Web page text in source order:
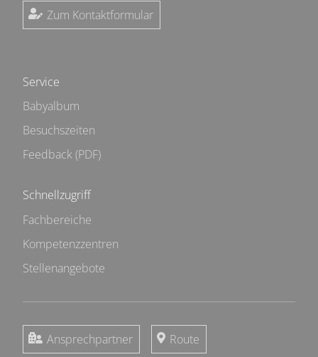
Zum Kontaktformular
Service
Babyalbum
Besuchszeiten
Feedback (PDF)
Schnellzugriff
Fachbereiche
Kompetenzzentren
Stellenangebote
Ansprechpartner Route